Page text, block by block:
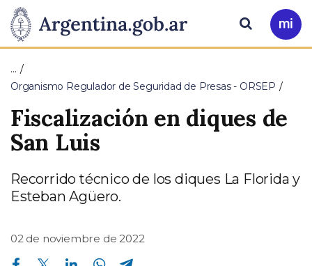
Presidencia
de
la
Nación
Pasar al contenido principal
Ir
a
Buscar
…
Organismo Regulador de Seguridad de Presas - ORSEP
Fiscalización en diques de
San Luis
Recorrido técnico de los diques La Florida y
Esteban Agüero.
02 de noviembre de 2022
Compartir en Facebook Compartir en Twitter Compartir en Linkedin Compartir en Whatsapp